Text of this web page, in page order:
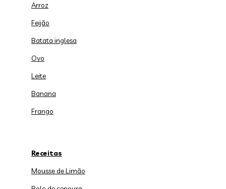
Arroz
Feijão
Batata inglesa
Ovo
Leite
Banana
Frango
Receitas
Mousse de Limão